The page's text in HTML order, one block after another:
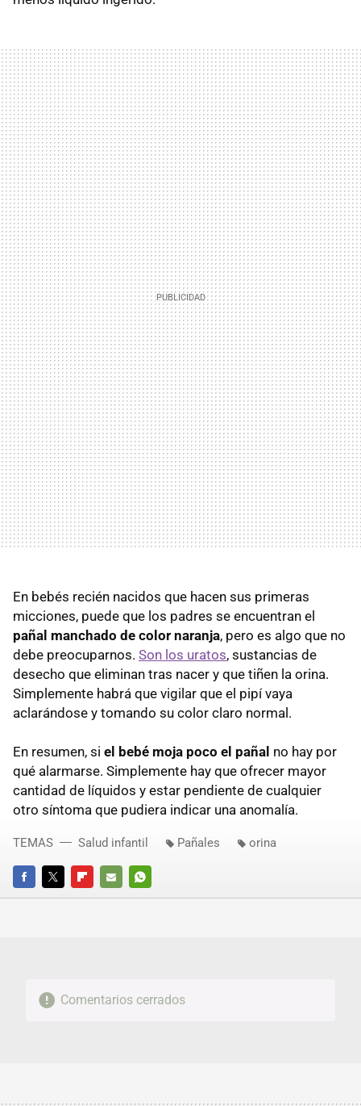
En bebés recién nacidos que hacen sus primeras
micciones, puede que los padres se encuentran el
pañal manchado de color naranja, pero es algo que no
debe preocuparnos. Son los uratos, sustancias de
desecho que eliminan tras nacer y que tiñen la orina.
Simplemente habrá que vigilar que el pipí vaya
aclarándose y tomando su color claro normal.
En resumen, si el bebé moja poco el pañal no hay por
qué alarmarse. Simplemente hay que ofrecer mayor
cantidad de líquidos y estar pendiente de cualquier
otro síntoma que pudiera indicar una anomalía.
FACEBOOKTWITTERFLIPBOARD
E-
WHATSAPP
TEMAS Salud infantil Pañales orina
Comentarios cerrados